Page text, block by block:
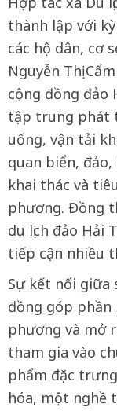
thành lập với
các hộ dân, cơ
Nguyễn Thị
cộng đồng đảo
tập trung phát
uống, vận tải
quan biển,
khai thác và
phương. Đồng
du lịch đảo Hải
tiếp cận nhiều
Sự kết nối giữa
đồng góp phần
phương và mở
tham gia vào
phẩm đặc
hóa, một nghề